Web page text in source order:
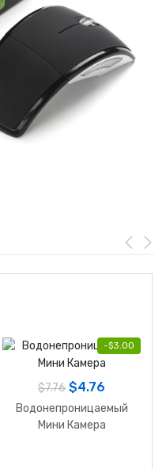
-$3.00
$7.76 $4.76
Водонепроницаемый
Мини Камера